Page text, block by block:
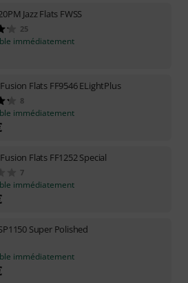
Jazz Flats FWSS
25
immédiatement
Fusion Flats FF9546 ELightPlus
8
immédiatement
Fusion Flats FF1252 Special
7
immédiatement
Super Polished
immédiatement